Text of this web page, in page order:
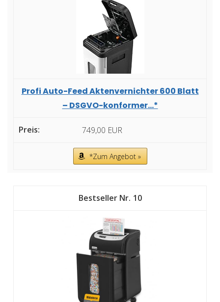
Profi Auto-Feed Aktenvernichter 600 Blatt
– DSGVO-konformer...*
749,00 EUR
*Zum Angebot »
10